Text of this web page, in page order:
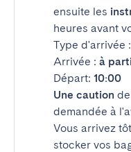
ensuite les
heures avant
Type d'arrivée :
Arrivée : à
Départ: 10:00
Une caution
demandée à
Vous arrivez
stocker vos